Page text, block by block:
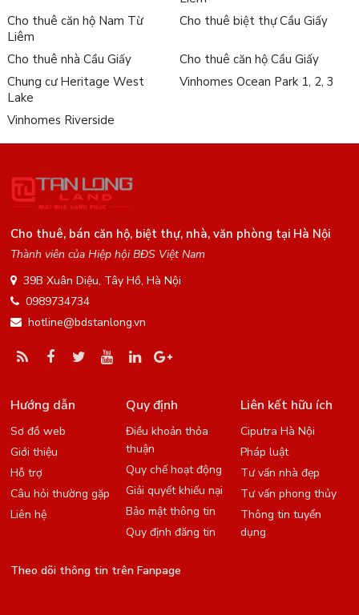
Cho thuê căn hộ Nam Từ
Liêm
Cho thuê biệt thự Cầu Giấy
Cho thuê nhà Cầu Giấy
Cho thuê căn hộ Cầu Giấy
Chung cư Heritage West
Lake
Vinhomes Ocean Park 1, 2, 3
Vinhomes Riverside
Cho thuê, bán căn hộ, biệt thự, nhà, văn phòng tại Hà Nội
Thành viên của Hiệp hội BĐS Việt Nam
39B Xuân Diệu, Tây Hồ, Hà Nội
0989734734
hotline@bdstanlong.vn
Hướng dẫn
Sơ đồ web
Giới thiệu
Hỗ trợ
Câu hỏi thường gặp
Liên hệ
Quy định
Điều khoản thỏa
thuận
Quy chế hoạt động
Giải quyết khiếu nại
Bảo mật thông tin
Quy định đăng tin
Liên kết hữu ích
Ciputra Hà Nội
Pháp luật
Tư vấn nhà đẹp
Tư vấn phong thủy
Thông tin tuyển
dụng
Theo dõi thông tin trên Fanpage